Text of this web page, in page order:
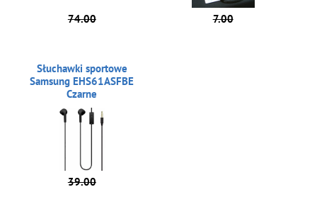
74.00 7.00
Słuchawki sportowe
Samsung EHS61ASFBE
Czarne
39.00